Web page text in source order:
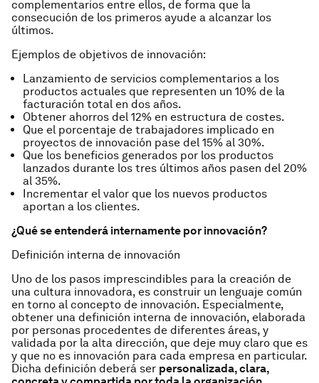
complementarios entre ellos, de forma que la
consecución de los primeros ayude a alcanzar los
últimos.
Ejemplos de objetivos de innovación:
Lanzamiento de servicios complementarios a los
productos actuales que representen un 10% de la
facturación total en dos años.
Obtener ahorros del 12% en estructura de costes.
Que el porcentaje de trabajadores implicado en
proyectos de innovación pase del 15% al 30%.
Que los beneficios generados por los productos
lanzados durante los tres últimos años pasen del 20%
al 35%.
Incrementar el valor que los nuevos productos
aportan a los clientes.
¿Qué se entenderá internamente por innovación?
Definición interna de innovación
Uno de los pasos imprescindibles para la creación de
una cultura innovadora, es construir un lenguaje común
en torno al concepto de innovación. Especialmente,
obtener una definición interna de innovación, elaborada
por personas procedentes de diferentes áreas, y
validada por la alta dirección, que deje muy claro que es
y que no es innovación para cada empresa en particular.
Dicha definición deberá ser personalizada, clara,